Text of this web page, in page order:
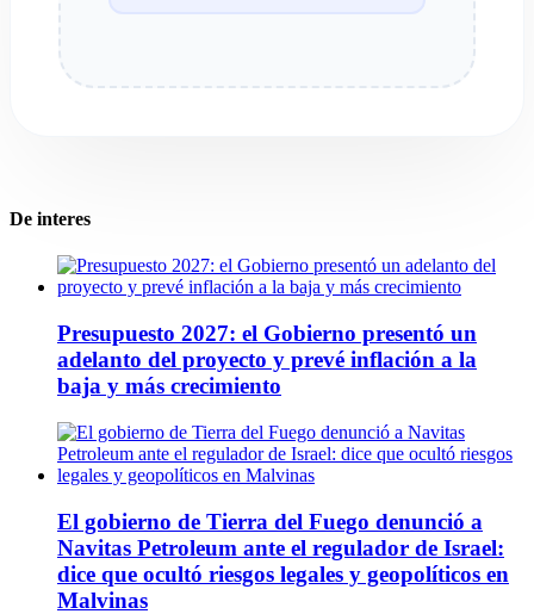
De interes
Presupuesto 2027: el Gobierno presentó un
adelanto del proyecto y prevé inflación a la
baja y más crecimiento
El gobierno de Tierra del Fuego denunció a
Navitas Petroleum ante el regulador de Israel:
dice que ocultó riesgos legales y geopolíticos en
Malvinas